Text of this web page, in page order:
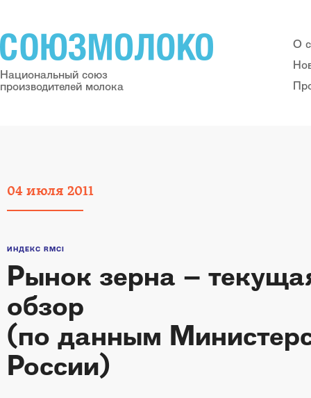
Национальный союз
производителей молока
О
04 июля 2011
ИНДЕКС RMCI
Рынок зерна –
обзор
(по данным
России)